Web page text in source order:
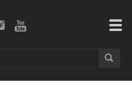
corset và corset